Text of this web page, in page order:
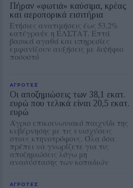
Πήραν «φωτιά» καύσιμα, κρέας
και αεροπορικά εισιτήρια
Ετήσιες ανατιμήσεις έως 53,2%
κατέγραψε η ΕΛΣΤΑΤ. Επτά
βασικά αγαθά και υπηρεσίες
εμφανίζουν αυξήσεις με διψήφιο
ποσοστό
ΑΓΡΟΤΕΣ
Οι αποζημιώσεις των 38,1 εκατ.
ευρώ που τελικά είναι 20,5 εκατ.
ευρώ
Άγριο επικοινωνιακό παιχνίδι της
κυβέρνησης με τις ενισχύσεις
στους κτηνοτρόφους. Όλα όσα
πρέπει να γνωρίζετε για τις
αποζημιώσεις λόγω μη
ανασύστασης των κοπαδιών
ΑΓΡΟΤΕΣ